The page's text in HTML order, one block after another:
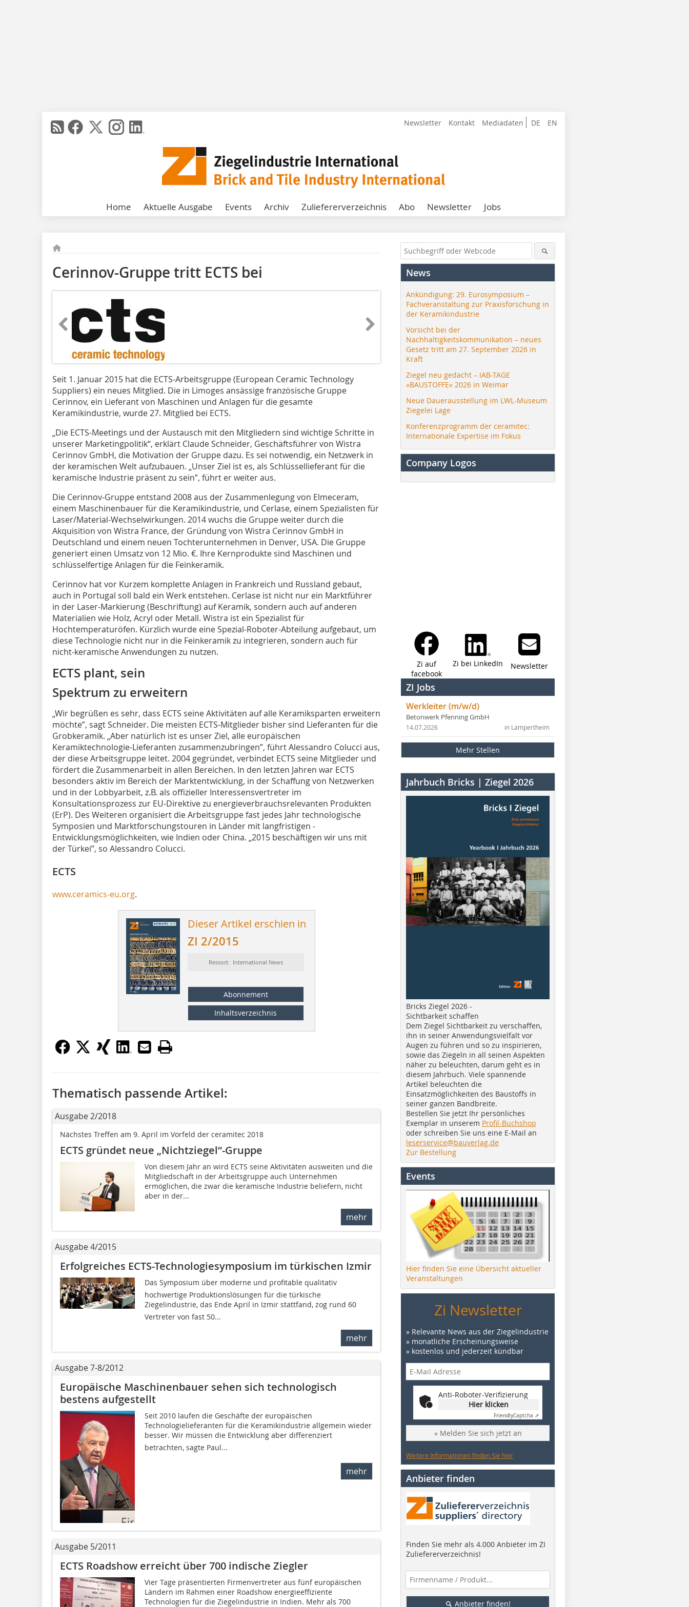
DE EN
Newsletter Kontakt Mediadaten
Home Aktuelle Ausgabe Events Archiv Zuliefererverzeichnis Abo Newsletter Jobs
Cerinnov-Gruppe tritt ECTS bei
Seit 1. Januar 2015 hat die ECTS-Arbeitsgruppe (European Ceramic Technology
Suppliers) ein neues Mitglied. Die in Limoges ansässige französische Gruppe
Cerinnov, ein Lieferant von Maschinen und Anlagen für die gesamte
Keramikindustrie, wurde 27. Mitglied bei ECTS.
„Die ECTS-Meetings und der Austausch mit den Mitgliedern sind wichtige Schritte in
unserer Marketingpolitik“, erklärt Claude Schneider, Geschäftsführer von Wistra
Cerinnov GmbH, die Motivation der Gruppe dazu. Es sei notwendig, ein Netzwerk in
der keramischen Welt aufzubauen. „Unser Ziel ist es, als Schlüssellieferant für die
keramische Industrie präsent zu sein”, führt er weiter aus.
Die Cerinnov-Gruppe entstand 2008 aus der Zusammenlegung von Elmeceram,
einem Maschinenbauer für die Keramikindustrie, und Cerlase, einem Spezialisten für
Laser/Material-Wechselwirkungen. 2014 wuchs die Gruppe weiter durch die
Akquisition von Wistra France, der Gründung von Wistra Cerinnov GmbH in
Deutschland und einem neuen Tochterunternehmen in Denver, USA. Die Gruppe
generiert einen Umsatz von 12 Mio. €. Ihre Kernprodukte sind Maschinen und
schlüsselfertige Anlagen für die Feinkeramik.
Cerinnov hat vor Kurzem komplette Anlagen in Frankreich und Russland gebaut,
auch in Portugal soll bald ein Werk entstehen. Cerlase ist nicht nur ein Marktführer
in der Laser-Markierung (Beschriftung) auf Keramik, sondern auch auf anderen
Materialien wie Holz, Acryl oder Metall. Wistra ist ein Spezialist für
Hochtemperaturöfen. Kürzlich wurde eine Spezial-Roboter-Abteilung aufgebaut, um
diese Technologie nicht nur in die Feinkeramik zu integrieren, sondern auch für
nicht-keramische Anwendungen zu nutzen.
ECTS plant, sein
Spektrum zu erweitern
„Wir begrüßen es sehr, dass ECTS seine Aktivitäten auf alle Keramiksparten erweitern
möchte”, sagt Schneider. Die meisten ECTS-Mitglieder bisher sind Lieferanten für die
Grobkeramik. „Aber natürlich ist es unser Ziel, alle europäischen
Keramiktechnologie-Lieferanten zusammenzubringen”, führt Alessandro Colucci aus,
der diese Arbeitsgruppe leitet. 2004 gegründet, verbindet ECTS seine Mitglieder und
fördert die Zusammenarbeit in allen Bereichen. In den letzten Jahren war ECTS
besonders aktiv im Bereich der Marktentwicklung, in der Schaffung von Netzwerken
und in der Lobbyarbeit, z.B. als offizieller Interessensvertreter im
Konsultationsprozess zur EU-Direktive zu energieverbrauchsrelevanten Produkten
(ErP). Des Weiteren organisiert die Arbeitsgruppe fast jedes Jahr technologische
Symposien und Marktforschungstouren in Länder mit langfristigen ­
Entwicklungsmöglichkeiten, wie Indien oder China. „2015 beschäftigen wir uns mit
der Türkei”, so Alessandro ­Colucci.
ECTS
www.ceramics-eu.org.
Dieser Artikel erschien in
ZI 2/2015
Ressort: International News
Abonnement
Inhaltsverzeichnis
Thematisch passende Artikel:
Ausgabe 2/2018
Nächstes Treffen am 9. April im Vorfeld der ceramitec 2018
ECTS gründet neue „Nichtziegel“-Gruppe
Von diesem Jahr an wird ECTS seine Aktivitäten ausweiten und die
Mitgliedschaft in der Arbeitsgruppe auch Unternehmen
ermöglichen, die zwar die keramische Industrie beliefern, nicht
aber in der...
mehr
Ausgabe 4/2015
Erfolgreiches ECTS-Technologiesymposium im türkischen Izmir
Das Symposium über moderne und profitable qualitativ
hochwertige Produktionslösungen für die türkische
Ziegelindustrie, das Ende April in Izmir stattfand, zog rund 60
Vertreter von fast 50...
mehr
Ausgabe 7-8/2012
Europäische Maschinenbauer sehen sich technologisch
bestens aufgestellt
Seit 2010 laufen die Geschäfte der europäischen
Technologielieferanten für die Keramikindustrie allgemein wieder
besser. Wir müssen die Entwicklung aber differenziert
betrachten, sagte Paul...
mehr
Ausgabe 5/2011
ECTS Roadshow erreicht über 700 indische Ziegler
Vier Tage präsentierten Firmenvertreter aus fünf europäischen
Ländern im Rahmen einer Roadshow energieeffiziente
Technologien für die Ziegelindustrie in Indien. Mehr als 700
News
Ankündigung: 29. Eurosymposium –
Fachveranstaltung zur Praxisforschung in
der Keramikindustrie
Vorsicht bei der
Nachhaltigkeitskommunikation – neues
Gesetz tritt am 27. September 2026 in
Kraft
Ziegel neu gedacht – IAB-TAGE
»BAUSTOFFE« 2026 in Weimar
Neue Dauerausstellung im LWL-Museum
Ziegelei Lage
Konferenzprogramm der ceramitec:
Internationale Expertise im Fokus
Company Logos
Zi auf
facebook
Zi bei LinkedIn Newsletter
ZI Jobs
Werkleiter (m/w/d)
Betonwerk Pfenning GmbH
in Lampertheim
14.07.2026
Mehr Stellen
Jahrbuch Bricks | Ziegel 2026
Bricks Ziegel 2026 -
Sichtbarkeit schaffen
Dem Ziegel Sichtbarkeit zu verschaffen,
ihn in seiner Anwendungsvielfalt vor
Augen zu führen und so zu inspirieren,
sowie das Ziegeln in all seinen Aspekten
näher zu beleuchten, darum geht es in
diesem Jahrbuch. Viele spannende
Artikel beleuchten die
Einsatzmöglichkeiten des Baustoffs in
seiner ganzen Bandbreite.
Bestellen Sie jetzt Ihr persönliches
Exemplar in unserem Profil-Buchshop
oder schreiben Sie uns eine E-Mail an
leserservice@bauverlag.de
Zur Bestellung
Events
Hier finden Sie eine Übersicht aktueller
Veranstaltungen
Zi Newsletter
» Relevante News aus der Ziegelindustrie
» monatliche Erscheinungsweise
» kostenlos und jederzeit kündbar
Anti-Roboter-Verifizierung
Hier klicken
FriendlyCaptcha ⇗
» Melden Sie sich jetzt an
Weitere Informationen finden Sie hier
Anbieter finden
Finden Sie mehr als 4.000 Anbieter im ZI
Zuliefererverzeichnis!
Anbieter finden!